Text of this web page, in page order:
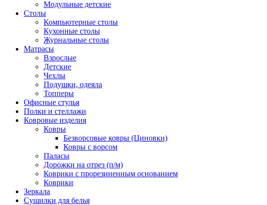
Модульные детские
Столы
Компьютерные столы
Кухонные столы
Журнальные столы
Матрасы
Взрослые
Детские
Чехлы
Подушки, одеяла
Топперы
Офисные стулья
Полки и стеллажи
Ковровые изделия
Ковры
Безворсовые ковры (Циновки)
Ковры с ворсом
Паласы
Дорожки на отрез (п/м)
Коврики с прорезиненным основанием
Коврики
Зеркала
Сушилки для белья